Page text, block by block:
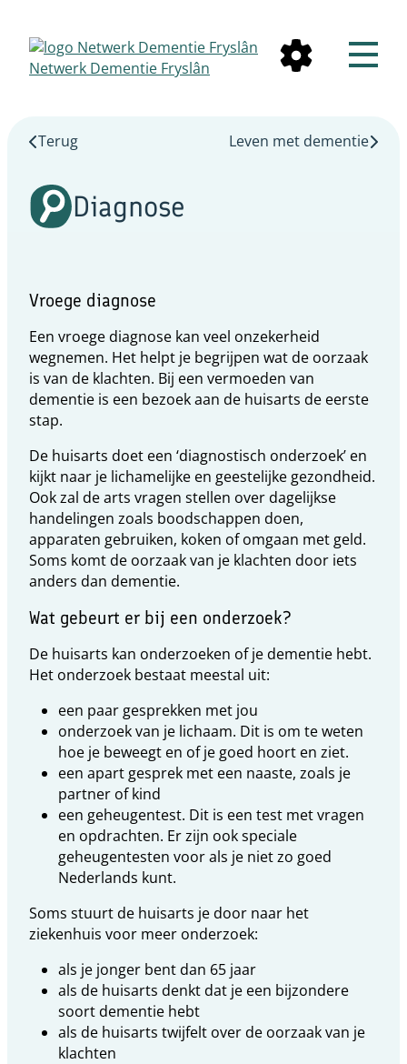
Netwerk Dementie Fryslân
Terug Leven met dementie
Diagnose
Vroege diagnose
Een vroege diagnose kan veel onzekerheid
wegnemen. Het helpt je begrijpen wat de oorzaak
is van de klachten. Bij een vermoeden van
dementie is een bezoek aan de huisarts de eerste
stap.
De huisarts doet een ‘diagnostisch onderzoek’ en
kijkt naar je lichamelijke en geestelijke gezondheid.
Ook zal de arts vragen stellen over dagelijkse
handelingen zoals boodschappen doen,
apparaten gebruiken, koken of omgaan met geld.
Soms komt de oorzaak van je klachten door iets
anders dan dementie.
Wat gebeurt er bij een onderzoek?
De huisarts kan onderzoeken of je dementie hebt.
Het onderzoek bestaat meestal uit:
een paar gesprekken met jou
onderzoek van je lichaam. Dit is om te weten
hoe je beweegt en of je goed hoort en ziet.
een apart gesprek met een naaste, zoals je
partner of kind
een geheugentest. Dit is een test met vragen
en opdrachten. Er zijn ook speciale
geheugentesten voor als je niet zo goed
Nederlands kunt.
Soms stuurt de huisarts je door naar het
ziekenhuis voor meer onderzoek:
als je jonger bent dan 65 jaar
als de huisarts denkt dat je een bijzondere
soort dementie hebt
als de huisarts twijfelt over de oorzaak van je
klachten